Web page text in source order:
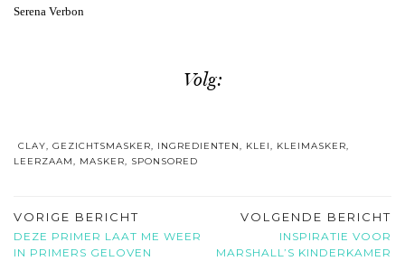
Serena Verbon
Volg:
CLAY, GEZICHTSMASKER, INGREDIENTEN, KLEI, KLEIMASKER,
LEERZAAM, MASKER, SPONSORED
VORIGE BERICHT
DEZE PRIMER LAAT ME WEER
IN PRIMERS GELOVEN
VOLGENDE BERICHT
INSPIRATIE VOOR
MARSHALL’S KINDERKAMER